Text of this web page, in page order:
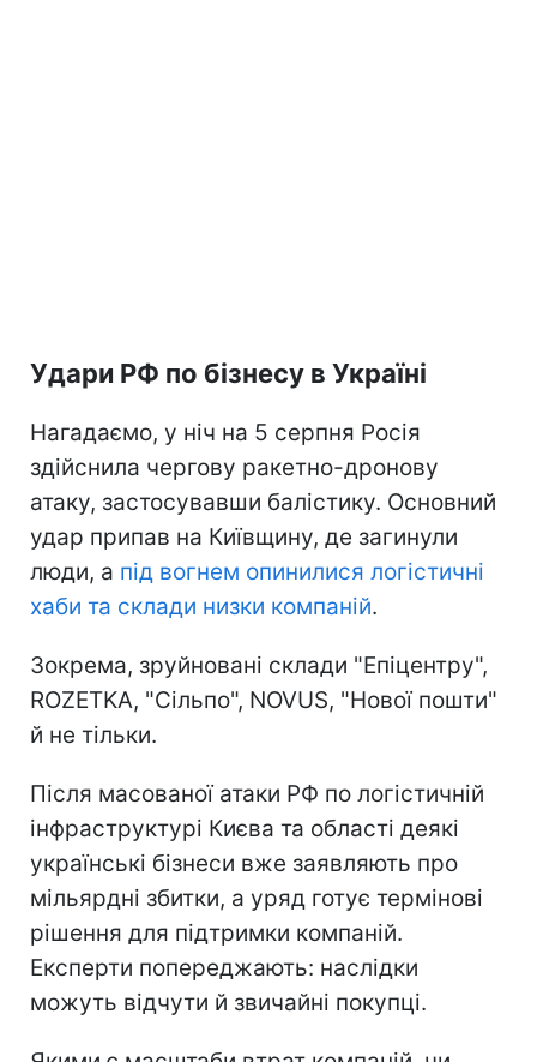
Удари РФ по бізнесу в Україні
Нагадаємо, у ніч на 5 серпня Росія
здійснила чергову ракетно-дронову
атаку, застосувавши балістику. Основний
удар припав на Київщину, де загинули
люди, а під вогнем опинилися логістичні
хаби та склади низки компаній.
Зокрема, зруйновані склади "Епіцентру",
ROZETKA, "Сільпо", NOVUS, "Нової пошти"
й не тільки.
Після масованої атаки РФ по логістичній
інфраструктурі Києва та області деякі
українські бізнеси вже заявляють про
мільярдні збитки, а уряд готує термінові
рішення для підтримки компаній.
Експерти попереджають: наслідки
можуть відчути й звичайні покупці.